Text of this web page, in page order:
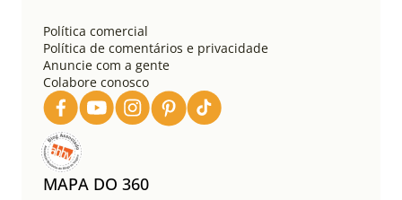
Política comercial
Política de comentários e privacidade
Anuncie com a gente
Colabore conosco
MAPA DO 360